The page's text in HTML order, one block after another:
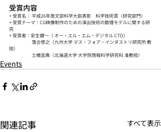
受賞内容
+ 受賞名： 平成26年度文部科学大臣表彰　科学技術賞（研究部門）
+ 受賞テーマ：CG映像制作のための演出技術の数理モデルに関する研
究
+ 受賞者：安生健一（ オー・エル・エム・デジタル CTO）
落合啓之（九州大学 マス・フォア・インダストリ研究所 教
授）
土橋宜典（北海道大学 大学院情報科学研究科 准教授）
Events
関連記事 すべて表示